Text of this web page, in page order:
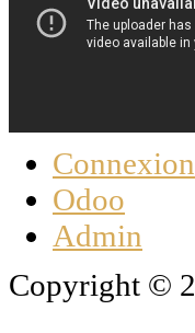
Connexion
Odoo
Admin
Copyright ©